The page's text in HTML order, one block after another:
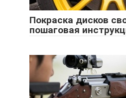
Покраска дисков
пошаговая